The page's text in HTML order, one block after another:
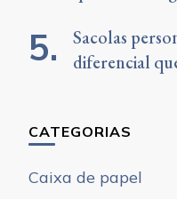
Sacolas
diferencial
CATEGORIAS
Caixa de papel